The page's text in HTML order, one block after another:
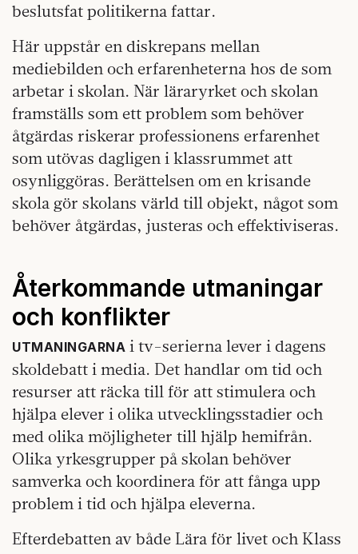
beslutsfat politikerna fattar.
Här uppstår en diskrepans mellan
mediebilden och erfarenheterna hos de som
arbetar i skolan. När läraryrket och skolan
framställs som ett problem som behöver
åtgärdas riskerar professionens erfarenhet
som utövas dagligen i klassrummet att
osynliggöras. Berättelsen om en krisande
skola gör skolans värld till objekt, något som
behöver åtgärdas, justeras och effektiviseras.
Återkommande utmaningar
och konflikter
UTMANINGARNA i tv-serierna lever i dagens
skoldebatt i media. Det handlar om tid och
resurser att räcka till för att stimulera och
hjälpa elever i olika utvecklingsstadier och
med olika möjligheter till hjälp hemifrån.
Olika yrkesgrupper på skolan behöver
samverka och koordinera för att fånga upp
problem i tid och hjälpa eleverna.
Efterdebatten av både Lära för livet och Klass